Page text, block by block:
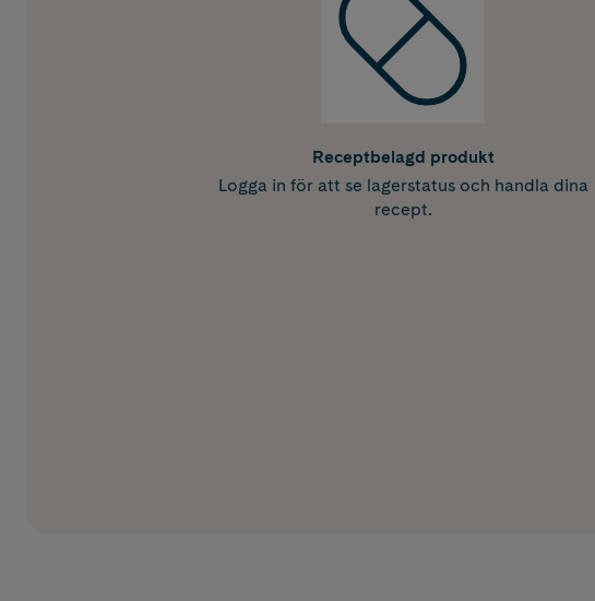
Receptbelagd produkt
Logga in för att se lagerstatus och handla dina
recept.